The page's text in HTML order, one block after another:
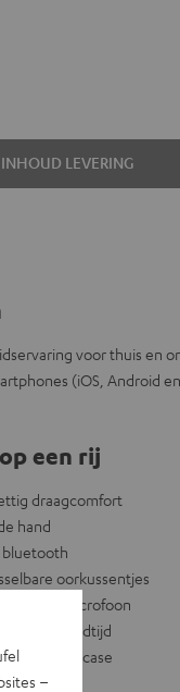
INHOUD LEVERING
voor thuis en
(iOS, Android
een rij
draagcomfort
hand
bluetooth
oorkussentjes
microfoon
snelle laadtijd
transportcase
–